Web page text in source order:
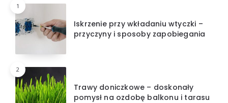
1
Iskrzenie przy wkładaniu wtyczki –
przyczyny i sposoby zapobiegania
2
Trawy doniczkowe – doskonały
pomysł na ozdobę balkonu i tarasu